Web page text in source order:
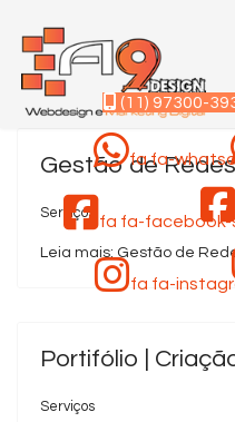
(11) 97300-
fa fa-
fa fa-facebook-
fa fa-
Gestão de
Serviços
Leia mais: Gestão de
Portifólio |
Serviços